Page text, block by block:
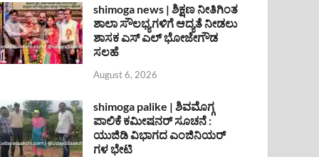
shimoga news | ಶಿಕ್ಷಣ ನೀತಿಗಿಂತ
ಶಾಲಾ ಸೌಲಭ್ಯಗಳಿಗೆ ಆದ್ಯತೆ ನೀಡಲು
ಶಾಸಕ ಎಸ್ ಎಲ್ ಭೋಜೇಗೌಡ
ಸಲಹೆ
August 6, 2026
shimoga palike | ಶಿವಮೊಗ್ಗ
ಪಾಲಿಕೆ ಕಮೀಷನರ್ ಸೂಚನೆ :
ಯುಜಿಡಿ ವಿಭಾಗದ ಎಂಜಿನಿಯರ್
ಗಳ ಭೇಟಿ